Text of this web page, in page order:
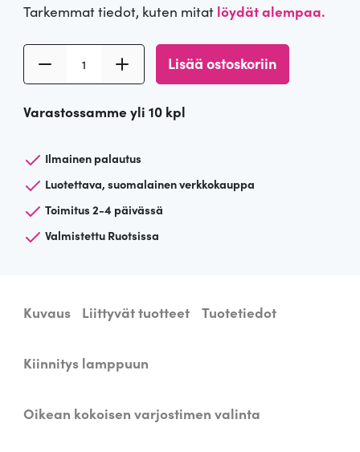
Tarkemmat tiedot, kuten mitat löydät alempaa.
p
n
a
r
j
i
a
o
Lisää ostoskoriin
Varastossamme yli 10 kpl
Ilmainen palautus
Luotettava, suomalainen verkkokauppa
Toimitus 2-4 päivässä
Valmistettu Ruotsissa
Kuvaus Liittyvät tuotteet Tuotetiedot
Kiinnitys lamppuun
Oikean kokoisen varjostimen valinta